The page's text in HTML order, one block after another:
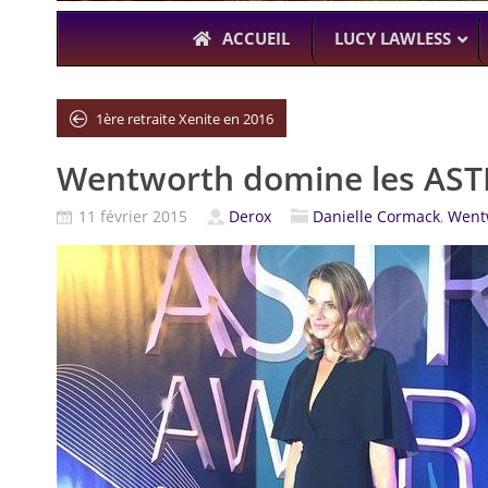
ACCUEIL LUCY LAWLESS
À
THE BOYS
KARL URBAN
1ère retraite Xenite en 2016
Wentworth domine les
11 février 2015 Derox Danielle Cormack,